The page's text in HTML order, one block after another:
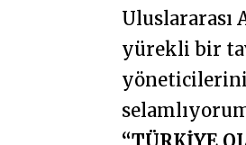
Uluslararası
yürekli bir
yöneticilerini